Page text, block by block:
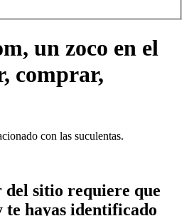
un zoco en el
comprar,
con las suculentas.
sitio requiere que
te hayas identificado